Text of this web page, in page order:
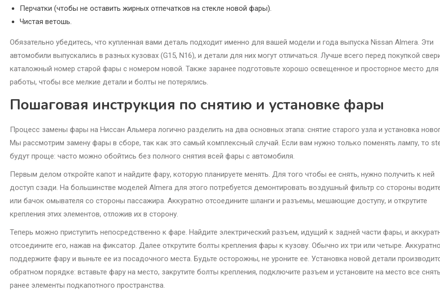
Перчатки (чтобы не оставить жирных отпечатков на стекле новой фары).
Чистая ветошь.
Обязательно убедитесь, что купленная вами деталь подходит именно для вашей модели и года выпуска Nissan Almera. Эти
автомобили выпускались в разных кузовах (G15, N16), и детали для них могут отличаться. Лучше всего перед покупкой
каталожный номер старой фары с номером новой. Также заранее подготовьте хорошо освещенное и просторное место для
работы, чтобы все мелкие детали и болты не потерялись.
Пошаговая инструкция по снятию и установке фары
Процесс замены фары на Ниссан Альмера логично разделить на два основных этапа: снятие старого узла и установка
Мы рассмотрим замену фары в сборе, так как это самый комплексный случай. Если вам нужно только поменять лампу, то
будут проще: часто можно обойтись без полного снятия всей фары с автомобиля.
Первым делом откройте капот и найдите фару, которую планируете менять. Для того чтобы ее снять, нужно получить к ней
доступ сзади. На большинстве моделей Almera для этого потребуется демонтировать воздушный фильтр со стороны
или бачок омывателя со стороны пассажира. Аккуратно отсоедините шланги и разъемы, мешающие доступу, и открутите
крепления этих элементов, отложив их в сторону.
Теперь можно приступить непосредственно к фаре. Найдите электрический разъем, идущий к задней части фары, и
отсоедините его, нажав на фиксатор. Далее открутите болты крепления фары к кузову. Обычно их три или четыре. Аккуратно
поддержите фару и выньте ее из посадочного места. Будьте осторожны, не уроните ее. Установка новой детали
обратном порядке: вставьте фару на место, закрутите болты крепления, подключите разъем и установите на место все
ранее элементы подкапотного пространства.